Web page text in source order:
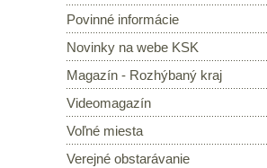
Povinné informácie
Novinky na webe KSK
Magazín - Rozhýbaný kraj
Videomagazín
Voľné miesta
Verejné obstarávanie